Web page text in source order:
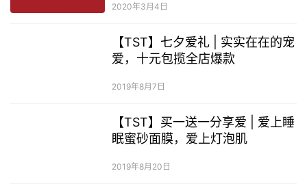
2020年3月4日
【TST】七夕爱礼 | 实实在在的宠
爱，十元包揽全店爆款
2019年8月7日
【TST】买一送一分享爱 | 爱上睡
眠蜜砂面膜，爱上灯泡肌
2019年8月20日